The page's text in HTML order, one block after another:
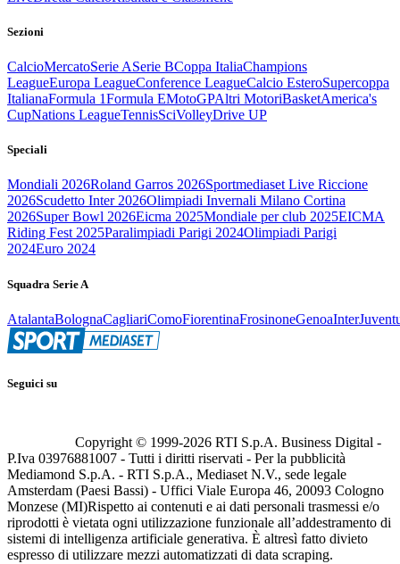
Sezioni
CalcioMercatoSerie ASerie BCoppa ItaliaChampions
LeagueEuropa LeagueConference LeagueCalcio EsteroSupercoppa
ItalianaFormula 1Formula EMotoGPAltri MotoriBasketAmerica's
CupNations LeagueTennisSciVolleyDrive UP
Speciali
Mondiali 2026Roland Garros 2026Sportmediaset Live Riccione
2026Scudetto Inter 2026Olimpiadi Invernali Milano Cortina
2026Super Bowl 2026Eicma 2025Mondiale per club 2025EICMA
Riding Fest 2025Paralimpiadi Parigi 2024Olimpiadi Parigi
2024Euro 2024
Squadra Serie A
AtalantaBolognaCagliariComoFiorentinaFrosinoneGenoaInter
Seguici su
Copyright © 1999-2026 RTI S.p.A. Business Digital -
P.Iva 03976881007 - Tutti i diritti riservati - Per la pubblicità
Mediamond S.p.A. - RTI S.p.A., Mediaset N.V., sede legale
Amsterdam (Paesi Bassi) - Uffici Viale Europa 46, 20093 Cologno
Monzese (MI)Rispetto ai contenuti e ai dati personali trasmessi e/o
riprodotti è vietata ogni utilizzazione funzionale all’addestramento di
sistemi di intelligenza artificiale generativa. È altresì fatto divieto
espresso di utilizzare mezzi automatizzati di data scraping.